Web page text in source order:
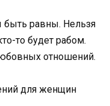
равны. Нельзя
то будет рабом.
отношений.